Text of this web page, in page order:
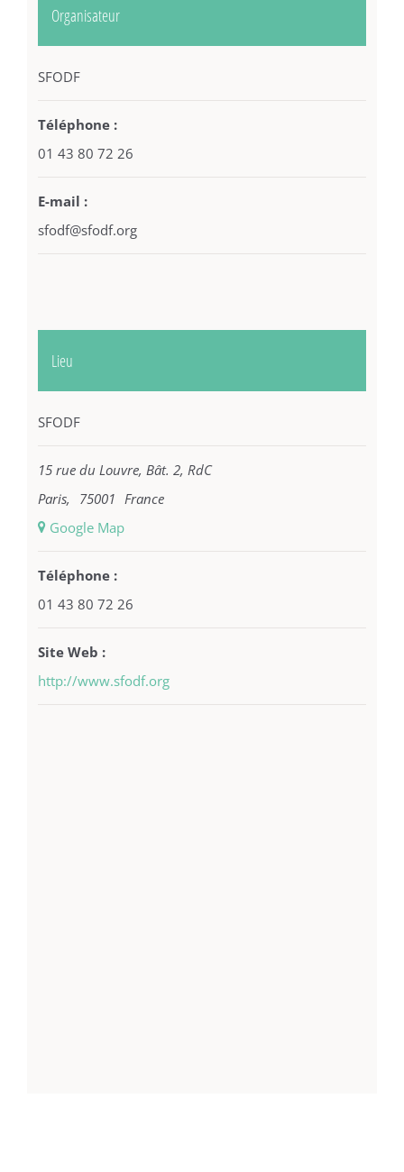
Organisateur
SFODF
Téléphone :
01 43 80 72 26
E-mail :
sfodf@sfodf.org
Lieu
SFODF
15 rue du Louvre, Bât. 2, RdC
Paris, 75001 France
+ Google Map
Téléphone :
01 43 80 72 26
Site Web :
http://www.sfodf.org